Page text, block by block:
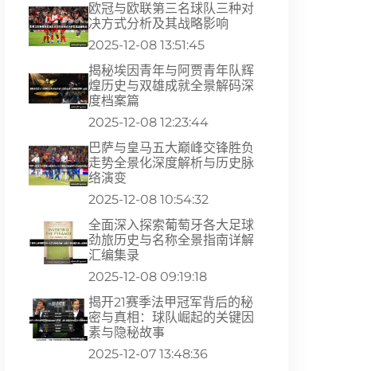
欧冠与欧联第三名球队三种对
决方式分析及其战略影响
2025-12-08 13:51:45
揭秘埃因青年与阿贾青年队辉
煌历史与双雄成就全景解码深
度档案篇
2025-12-08 12:23:44
巴萨与皇马五大巅峰交锋胜负
走势全景化深度解析与历史脉
络演变
2025-12-08 10:54:32
全面深入探索葡萄牙各大足球
劲旅历史与名称全景指南详解
汇编集录
2025-12-08 09:19:18
揭开21赛季法甲冠军背后的秘
密与真相：球队崛起的关键因
素与隐秘故事
2025-12-07 13:48:36